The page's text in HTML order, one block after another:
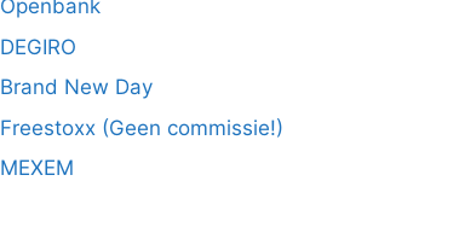
Openbank
DEGIRO
Brand New Day
Freestoxx (Geen commissie!)
MEXEM